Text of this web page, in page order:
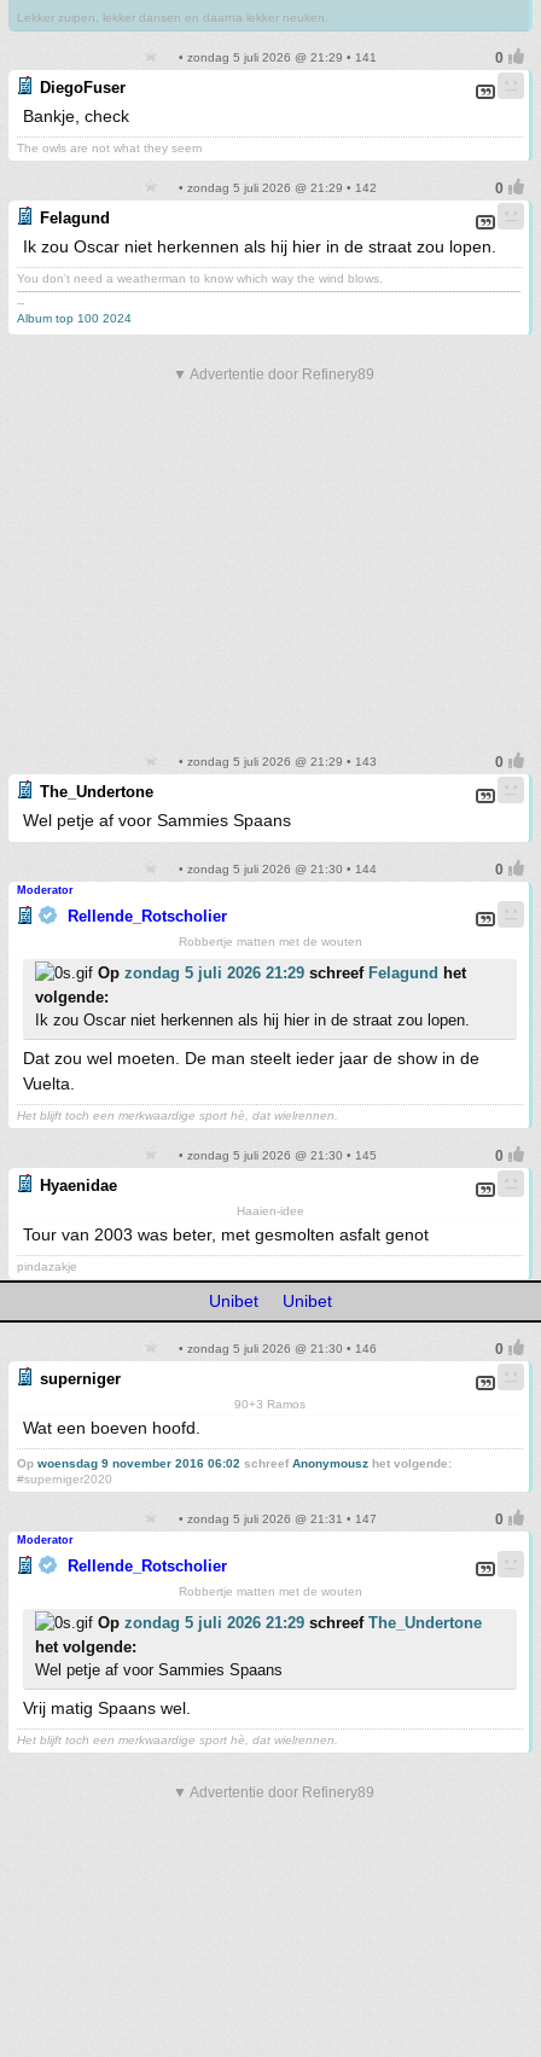
Lekker zuipen, lekker dansen en daarna lekker neuken.
• zondag 5 juli 2026 @ 21:29 • 141
DiegoFuser
Bankje, check
The owls are not what they seem
• zondag 5 juli 2026 @ 21:29 • 142
Felagund
Ik zou Oscar niet herkennen als hij hier in de straat zou lopen.
You don't need a weatherman to know which way the wind blows.
-------------------------------------------------------------------------------------------------------------------------------------------
--
Album top 100 2024
▼ Advertentie door Refinery89
• zondag 5 juli 2026 @ 21:29 • 143
The_Undertone
Wel petje af voor Sammies Spaans
• zondag 5 juli 2026 @ 21:30 • 144
Moderator
Rellende_Rotscholier
Robbertje matten met de wouten
Op zondag 5 juli 2026 21:29 schreef Felagund het
volgende:
Ik zou Oscar niet herkennen als hij hier in de straat zou lopen.
Dat zou wel moeten. De man steelt ieder jaar de show in de
Vuelta.
Het blijft toch een merkwaardige sport hè, dat wielrennen.
• zondag 5 juli 2026 @ 21:30 • 145
Hyaenidae
Haaien-idee
Tour van 2003 was beter, met gesmolten asfalt genot
pindazakje
Unibet Unibet
• zondag 5 juli 2026 @ 21:30 • 146
superniger
90+3 Ramos
Wat een boeven hoofd.
Op woensdag 9 november 2016 06:02 schreefAnonymousz het volgende:
#superniger2020
• zondag 5 juli 2026 @ 21:31 • 147
Moderator
Rellende_Rotscholier
Robbertje matten met de wouten
Op zondag 5 juli 2026 21:29 schreef The_Undertone
het volgende:
Wel petje af voor Sammies Spaans
Vrij matig Spaans wel.
Het blijft toch een merkwaardige sport hè, dat wielrennen.
▼ Advertentie door Refinery89